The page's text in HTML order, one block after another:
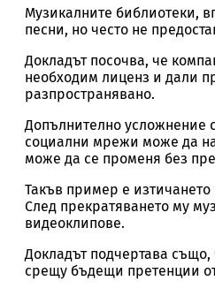
Музикалните библиотеки,
песни, но често не
Докладът посочва, че
необходим лиценз и дали
разпространявано.
Допълнително усложнение
социални мрежи може да
може да се променя без
Такъв пример е
След прекратяването му
видеоклипове.
Докладът подчертава
срещу бъдещи претенции